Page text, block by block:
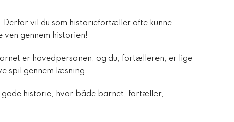
Derfor vil du som historiefortæller ofte kunne
gennem historien!
er hovedpersonen, og du, fortælleren, er lige
spil gennem læsning.
gode historie, hvor både barnet, fortæller,